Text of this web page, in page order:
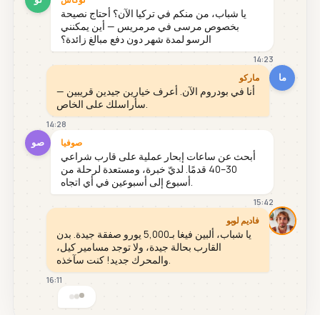
يا شباب، من منكم في تركيا الآن؟ أحتاج نصيحة
بخصوص مرسى في مرمريس — أين يمكنني
الرسو لمدة شهر دون دفع مبالغ زائدة؟
14:23
ما ماركو
أنا في بودروم الآن. أعرف خيارين جيدين قريبين —
سأراسلك على الخاص.
14:28
صو صوفيا
أبحث عن ساعات إبحار عملية على قارب شراعي
30–40 قدمًا. لديّ خبرة، ومستعدة لرحلة من
أسبوع إلى أسبوعين في أي اتجاه.
15:42
فاديم لوبو
يا شباب، ألبين فيغا بـ5,000 يورو صفقة جيدة. بدن
القارب بحالة جيدة، ولا توجد مسامير كيل،
والمحرك جديد! كنت سآخذه.
16:11